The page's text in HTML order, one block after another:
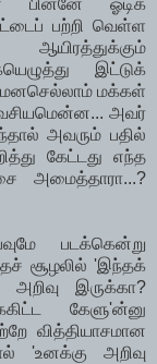
பின்னே ஓடிக்
பற்றி வெள்ள
இட்டுக்
மனசெல்லாம் மக்கள்
அவர்
அவரும் பதில்
கேட்டது எந்த
அமைத்தாரா...?
படக்கென்று
சூழலில் 'இந்தக்
இருக்கா?
கேளு'ன்னு
வித்தியாசமான
'உனக்கு அறிவு